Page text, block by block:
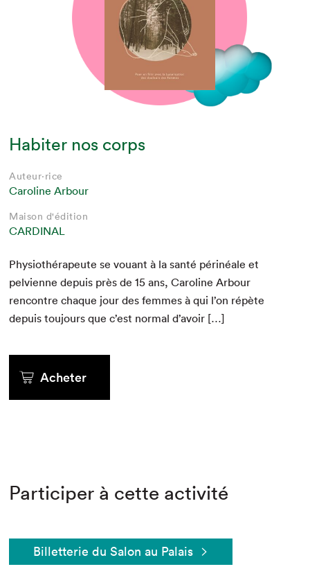
Habiter nos corps
Auteur·rice
Caroline Arbour
Maison d'édition
CARDINAL
Phys­io­thérapeute se vouant à la san­té périnéale et
pelvi­enne depuis près de15 ans, Car­o­line Arbour
ren­con­tre chaque jour des femmes à qui l’on répète
depuis tou­jours que c’est nor­mal d’avoir […]
Acheter
Participer à cette activité
Billetterie du Salon au Palais